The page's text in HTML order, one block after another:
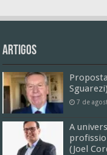
Artigos
Sguarezi)
7 de
A
(Joel